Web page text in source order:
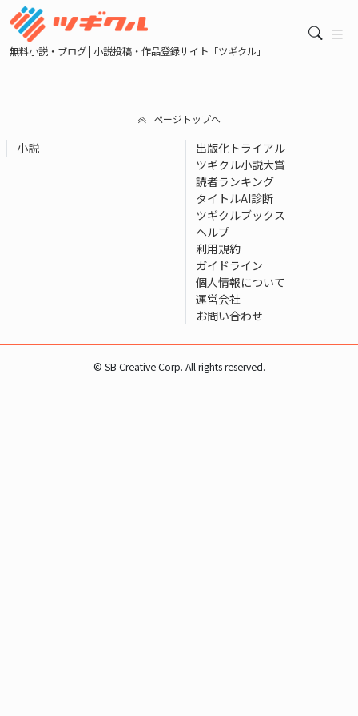
無料小説・ブログ | 小説投稿・作品登録サイト「ツギクル」
ページトップへ
小説
出版化トライアル
ツギクル小説大賞
読者ランキング
タイトルAI診断
ツギクルブックス
ヘルプ
利用規約
ガイドライン
個人情報について
運営会社
お問い合わせ
© SB Creative Corp. All rights reserved.